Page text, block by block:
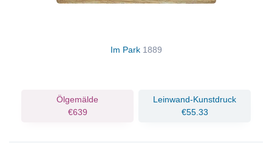
Im Park 1889
Ölgemälde
€639
Leinwand-Kunstdruck
€55.33